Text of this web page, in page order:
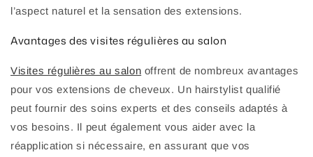
l’aspect naturel et la sensation des extensions.
Avantages des visites régulières au salon
Visites régulières au salon offrent de nombreux avantages
pour vos extensions de cheveux. Un hairstylist qualifié
peut fournir des soins experts et des conseils adaptés à
vos besoins. Il peut également vous aider avec la
réapplication si nécessaire, en assurant que vos